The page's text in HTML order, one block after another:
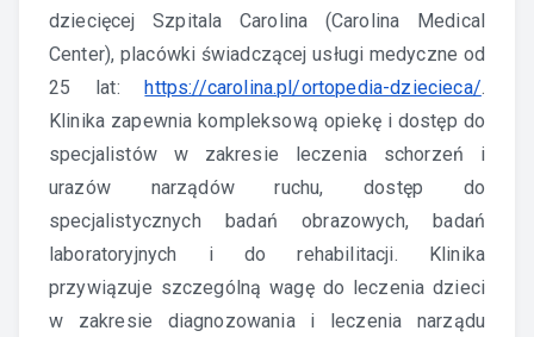
dziecięcej Szpitala Carolina (Carolina Medical
Center), placówki świadczącej usługi medyczne od
25 lat:https://carolina.pl/ortopedia-dziecieca/.
Klinika zapewnia kompleksową opiekę i dostęp do
specjalistów w zakresie leczenia schorzeń i
urazów narządów ruchu, dostęp do
specjalistycznych badań obrazowych, badań
laboratoryjnych i do rehabilitacji. Klinika
przywiązuje szczególną wagę do leczenia dzieci
w zakresie diagnozowania i leczenia narządu